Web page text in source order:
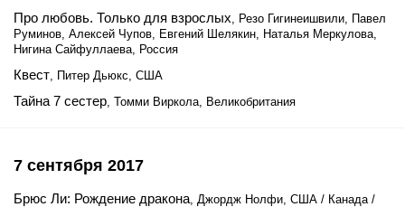
Про любовь. Только для взрослых, Резо Гигинеишвили, Павел
Руминов, Алексей Чупов, Евгений Шелякин, Наталья Меркулова,
Нигина Сайфуллаева, Россия
Квест, Питер Дьюкс, США
Тайна 7 сестер, Томми Виркола, Великобритания
7 сентября 2017
Брюс Ли: Рождение дракона, Джордж Нолфи, США / Канада /